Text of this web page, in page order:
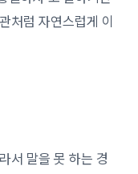
처럼 자연스럽게 이
서 말을 못 하는 경